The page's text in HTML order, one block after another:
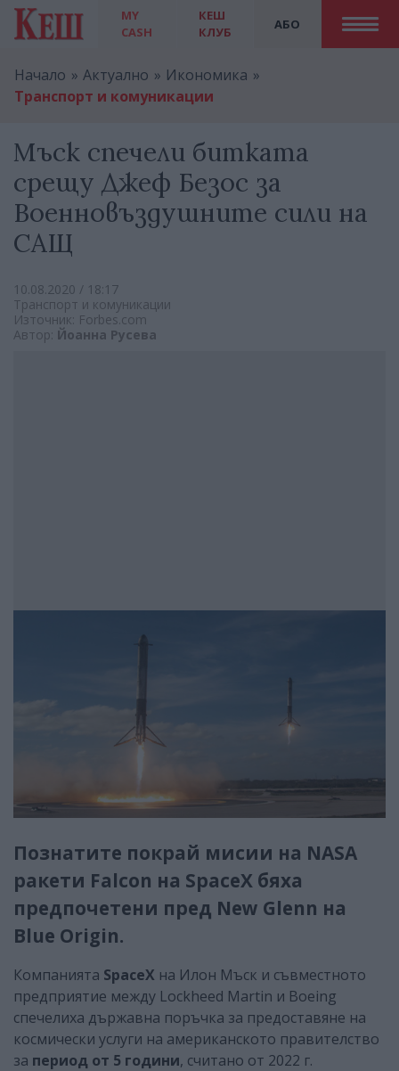
MY
CASH
АБО
КЕШ
КЛУБ
Начало Актуално
Икономика
Транспорт и комуникации
Мъск спечели битката
срещу Джеф Безос за
Военновъздушните сили на
САЩ
10.08.2020 / 18:17
Транспорт и комуникации
Източник: Forbes.com
Автор: Йоанна Русева
Познатите покрай мисии на NASA
ракети Falcon на SpaceX бяха
предпочетени пред New Glenn на
Blue Origin.
Компанията SpaceX на Илон Мъск и съвместното
предприятие между Lockheed Martin и Boeing
спечелиха държавна поръчка за предоставяне на
космически услуги на американското правителство
за период от 5 години, считано от 2022 г.